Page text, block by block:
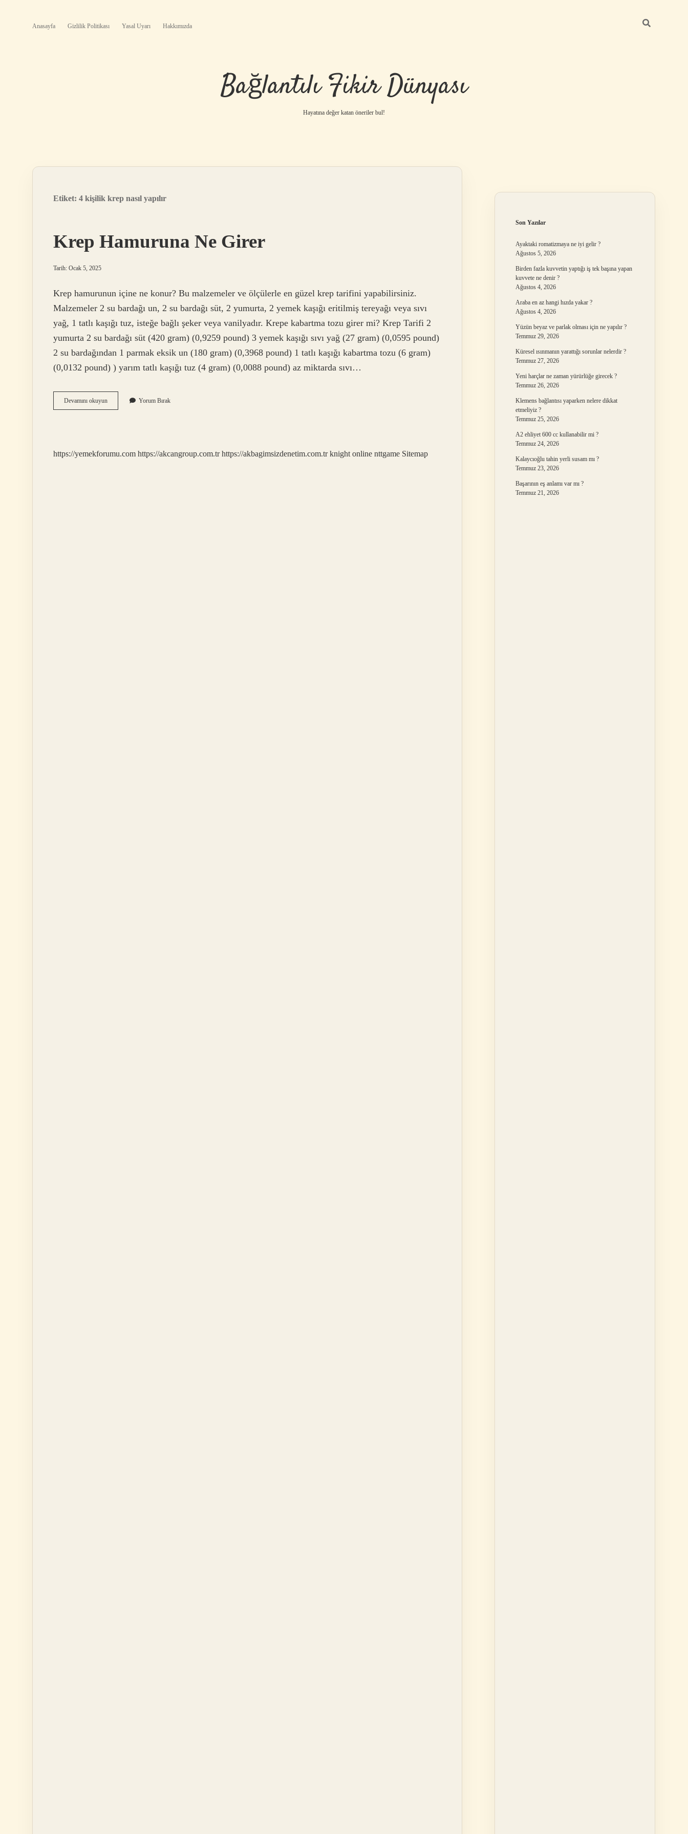
Anasayfa Gizlilik Politikası Yasal Uyarı Hakkımızda
Bağlantılı Fikir Dünyası
Hayatına değer katan öneriler bul!
Etiket: 4 kişilik krep nasıl yapılır
Krep Hamuruna Ne Girer
Tarih: Ocak 5, 2025
Krep hamurunun içine ne konur? Bu malzemeler ve ölçülerle en güzel krep tarifini yapabilirsiniz.
Malzemeler 2 su bardağı un, 2 su bardağı süt, 2 yumurta, 2 yemek kaşığı eritilmiş tereyağı veya sıvı
yağ, 1 tatlı kaşığı tuz, isteğe bağlı şeker veya vanilyadır. Krepe kabartma tozu girer mi? Krep Tarifi 2
yumurta 2 su bardağı süt (420 gram) (0,9259 pound) 3 yemek kaşığı sıvı yağ (27 gram) (0,0595 pound)
2 su bardağından 1 parmak eksik un (180 gram) (0,3968 pound) 1 tatlı kaşığı kabartma tozu (6 gram)
(0,0132 pound) ) yarım tatlı kaşığı tuz (4 gram) (0,0088 pound) az miktarda sıvı…
Devamını okuyunKrep
Hamuruna
Yorum Bırak
https://yemekforumu.com https://akcangroup.com.tr https://akbagimsizdenetim.com.tr knight online nttgame Sitemap
Son Yazılar
Ayaktaki romatizmaya ne iyi gelir ?
Ağustos 5, 2026
Birden fazla kuvvetin yaptığı iş tek başına yapan
kuvvete ne denir ?
Ağustos 4, 2026
Araba en az hangi hızda yakar ?
Ağustos 4, 2026
Yüzün beyaz ve parlak olması için ne yapılır ?
Temmuz 29, 2026
Küresel ısınmanın yarattığı sorunlar nelerdir ?
Temmuz 27, 2026
Yeni harçlar ne zaman yürürlüğe girecek ?
Temmuz 26, 2026
Klemens bağlantısı yaparken nelere dikkat
etmeliyiz ?
Temmuz 25, 2026
A2 ehliyet 600 cc kullanabilir mi ?
Temmuz 24, 2026
Kalaycıoğlu tahin yerli susam mı ?
Temmuz 23, 2026
Başarının eş anlamı var mı ?
Temmuz 21, 2026